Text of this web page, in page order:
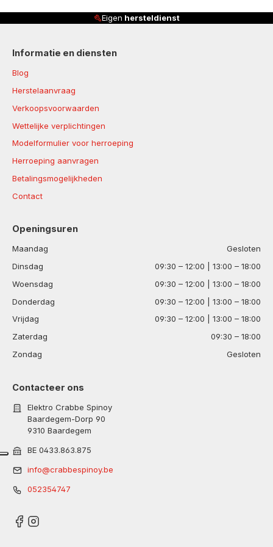
Eigen hersteldienst
Informatie en diensten
Blog
Herstelaanvraag
Verkoopsvoorwaarden
Wettelijke verplichtingen
Modelformulier voor herroeping
Herroeping aanvragen
Betalingsmogelijkheden
Contact
Openingsuren
Maandag
Gesloten
Dinsdag
09:30 – 12:00 | 13:00 – 18:00
Woensdag
09:30 – 12:00 | 13:00 – 18:00
Donderdag
09:30 – 12:00 | 13:00 – 18:00
Vrijdag
09:30 – 12:00 | 13:00 – 18:00
Zaterdag
09:30 – 18:00
Zondag
Gesloten
Contacteer ons
Elektro Crabbe Spinoy
Baardegem-Dorp 90
9310 Baardegem
BE 0433.863.875
info@crabbespinoy.be
052354747